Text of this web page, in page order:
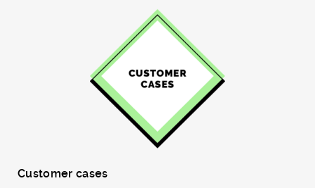
Customer cases